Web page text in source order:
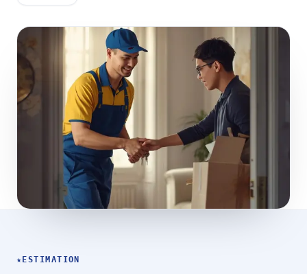
★ ESTIMATION